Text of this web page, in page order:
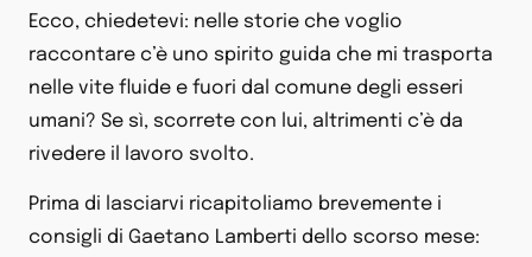
Ecco, chiedetevi: nelle storie che voglio
raccontare c’è uno spirito guida che mi trasporta
nelle vite fluide e fuori dal comune degli esseri
umani? Se sì, scorrete con lui, altrimenti c’è da
rivedere il lavoro svolto.
Prima di lasciarvi ricapitoliamo brevemente i
consigli di Gaetano Lamberti dello scorso mese: